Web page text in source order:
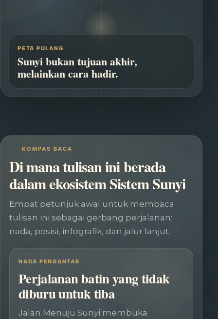
PETA PULANG
Sunyi bukan tujuan akhir,
melainkan cara hadir.
KOMPAS BACA
Di mana tulisan ini berada
dalam ekosistem Sistem Sunyi
Empat petunjuk awal untuk membaca
tulisan ini sebagai gerbang perjalanan:
nada, posisi, infografik, dan jalur lanjut.
NADA PENGANTAR
Perjalanan batin yang tidak
diburu untuk tiba
Jalan Menuju Sunyi membuka